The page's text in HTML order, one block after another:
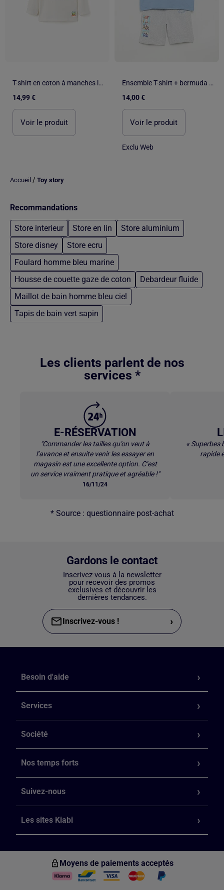
T-shirt en coton à manches longues avec imprimé Toy Story
14,99 €
Voir le produit
Ensemble T-shirt + bermuda 'Disney' - 2 pièces
14,00 €
Voir le produit
Exclu Web
Accueil / Toy story
Recommandations
Store interieur Store en lin
Store aluminium
Store disney
Store ecru
Foulard homme bleu marine
Housse de couette gaze de coton
Debardeur fluide
Maillot de bain homme bleu ciel
Tapis de bain vert sapin
Les clients parlent de nos
services *
E-RÉSERVATION
"Commander les tailles qu’on veut à
l’avance et ensuite venir les essayer en
magasin est une excellente option. C’est
un service vraiment pratique et agréable !"
16/11/24
« Superbes
rapide
* Source : questionnaire post-achat
Gardons le contact
Inscrivez-vous à la newsletter
pour recevoir des promos
exclusives et découvrir les
dernières tendances.
Inscrivez-vous ! ›
Besoin d'aide
Services
Société
Nos temps forts
Suivez-nous
Les sites Kiabi
Moyens de paiements acceptés